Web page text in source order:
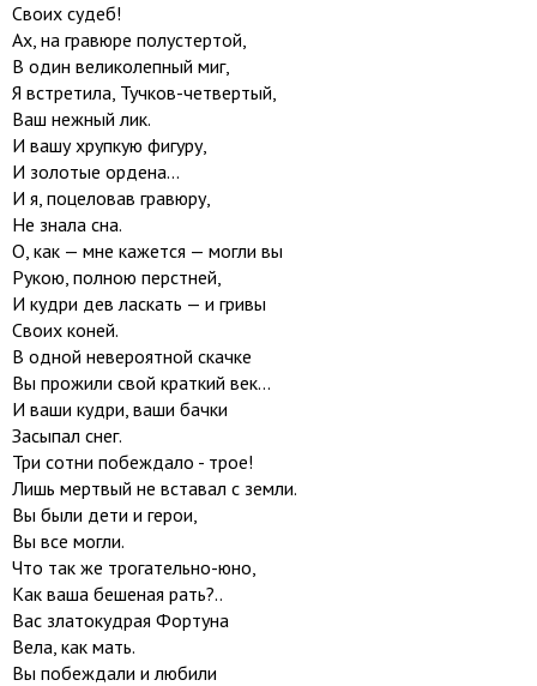
Своих судеб!
Ах, на гравюре полустертой,
В один великолепный миг,
Я встретила, Тучков-четвертый,
Ваш нежный лик.
И вашу хрупкую фигуру,
И золотые ордена...
И я, поцеловав гравюру,
Не знала сна.
О, как — мне кажется — могли вы
Рукою, полною перстней,
И кудри дев ласкать — и гривы
Своих коней.
В одной невероятной скачке
Вы прожили свой краткий век...
И ваши кудри, ваши бачки
Засыпал снег.
Три сотни побеждало - трое!
Лишь мертвый не вставал с земли.
Вы были дети и герои,
Вы все могли.
Что так же трогательно-юно,
Как ваша бешеная рать?..
Вас златокудрая Фортуна
Вела, как мать.
Вы побеждали и любили